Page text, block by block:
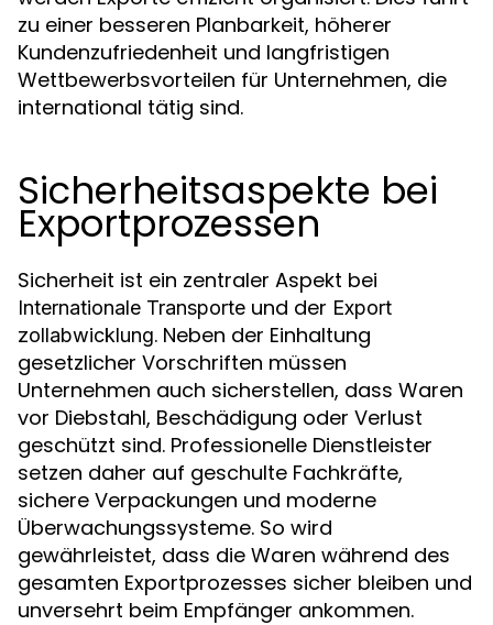
zu einer besseren Planbarkeit, höherer
Kundenzufriedenheit und langfristigen
Wettbewerbsvorteilen für Unternehmen, die
international tätig sind.
Sicherheitsaspekte bei
Exportprozessen
Sicherheit ist ein zentraler Aspekt bei
Internationale Transporte und der Export
zollabwicklung. Neben der Einhaltung
gesetzlicher Vorschriften müssen
Unternehmen auch sicherstellen, dass Waren
vor Diebstahl, Beschädigung oder Verlust
geschützt sind. Professionelle Dienstleister
setzen daher auf geschulte Fachkräfte,
sichere Verpackungen und moderne
Überwachungssysteme. So wird
gewährleistet, dass die Waren während des
gesamten Exportprozesses sicher bleiben und
unversehrt beim Empfänger ankommen.